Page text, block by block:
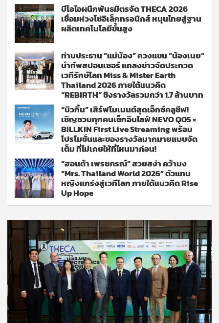
บีโอไอผนึกพันธมิตรจัด THECA 2026
เชื่อมห่วงโซ่อิเล็กทรอนิกส์ หนุนไทยสู่ฐาน
ผลิตเทคโนโลยีขั้นสูง
ท่านประธาน “แม่น้อง” ควงแขน “น้องเนย”
นำทัพสปอนเซอร์ แถลงข่าวจัดประกวด
เวทีรักษ์โลก Miss & Mister Earth
Thailand 2026 ภายใต้แนวคิด
“REBIRTH” ชิงรางวัลรวมกว่า 1.7 ล้านบาท
“บิวกิ้น” เสิร์ฟโมเมนต์สุดเอ็กซ์คลูซีฟ!
เชิญชวนทุกคนเช็กอินไลฟ์ NEVO Q05 ×
BILLKIN First Live Streaming พร้อม
โปรโมชั่นและของรางวัลมากมายแบบจัด
เต็ม ที่ไม่เคยให้ที่ไหนมาก่อน!
“ฮอนด้า เพรชภรณ์” สวยสง่า คว้ามง
“Mrs. Thailand World 2026” ตัวแทน
หญิงแกร่งสู่เวทีโลก ภายใต้แนวคิด Rise
Up Hope